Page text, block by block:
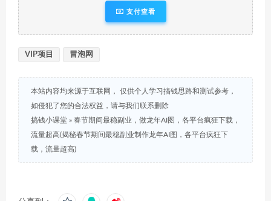
支付查看
VIP项目 冒泡网
本站内容均来源于互联网， 仅供个人学习搞钱思路和测试参考，
如侵犯了您的合法权益，请与我们联系删除
搞钱小课堂 » 春节期间最稳副业，做龙年AI图，各平台疯狂下载，
流量超高(揭秘春节期间最稳副业制作龙年AI图，各平台疯狂下
载，流量超高)